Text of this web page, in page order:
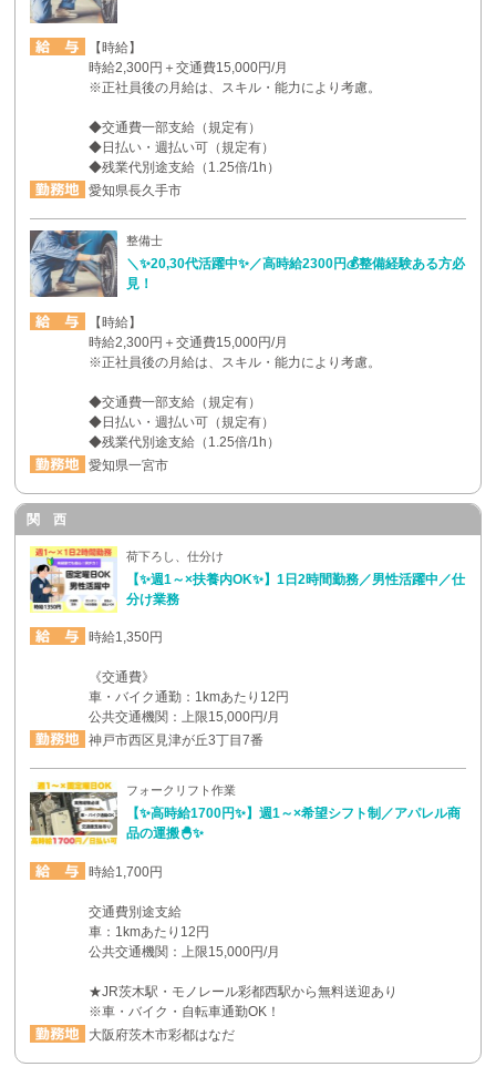
【時給】
時給2,300円＋交通費15,000円/月
※正社員後の月給は、スキル・能力により考慮。
◆交通費一部支給（規定有）
◆日払い・週払い可（規定有）
◆残業代別途支給（1.25倍/1h）
愛知県長久手市
整備士
＼✨20,30代活躍中✨／高時給2300円💰整備経験ある方必
見！
【時給】
時給2,300円＋交通費15,000円/月
※正社員後の月給は、スキル・能力により考慮。
◆交通費一部支給（規定有）
◆日払い・週払い可（規定有）
◆残業代別途支給（1.25倍/1h）
愛知県一宮市
関 西
荷下ろし、仕分け
【✨週1～×扶養内OK✨】1日2時間勤務／男性活躍中／仕
分け業務
時給1,350円
《交通費》
車・バイク通勤：1kmあたり12円
公共交通機関：上限15,000円/月
神戸市西区見津が丘3丁目7番
フォークリフト作業
【✨高時給1700円✨】週1～×希望シフト制／アパレル商
品の運搬🐣✨
時給1,700円
交通費別途支給
車：1kmあたり12円
公共交通機関：上限15,000円/月
★JR茨木駅・モノレール彩都西駅から無料送迎あり
※車・バイク・自転車通勤OK！
大阪府茨木市彩都はなだ